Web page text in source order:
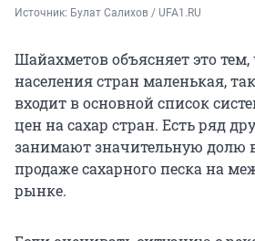
Источник: Булат Салихов / UFA1.RU
Шайахметов объясняет это тем,
населения стран маленькая,
входит в основной список
цен на сахар стран. Есть ряд
занимают значительную долю
продаже сахарного песка на
рынке.